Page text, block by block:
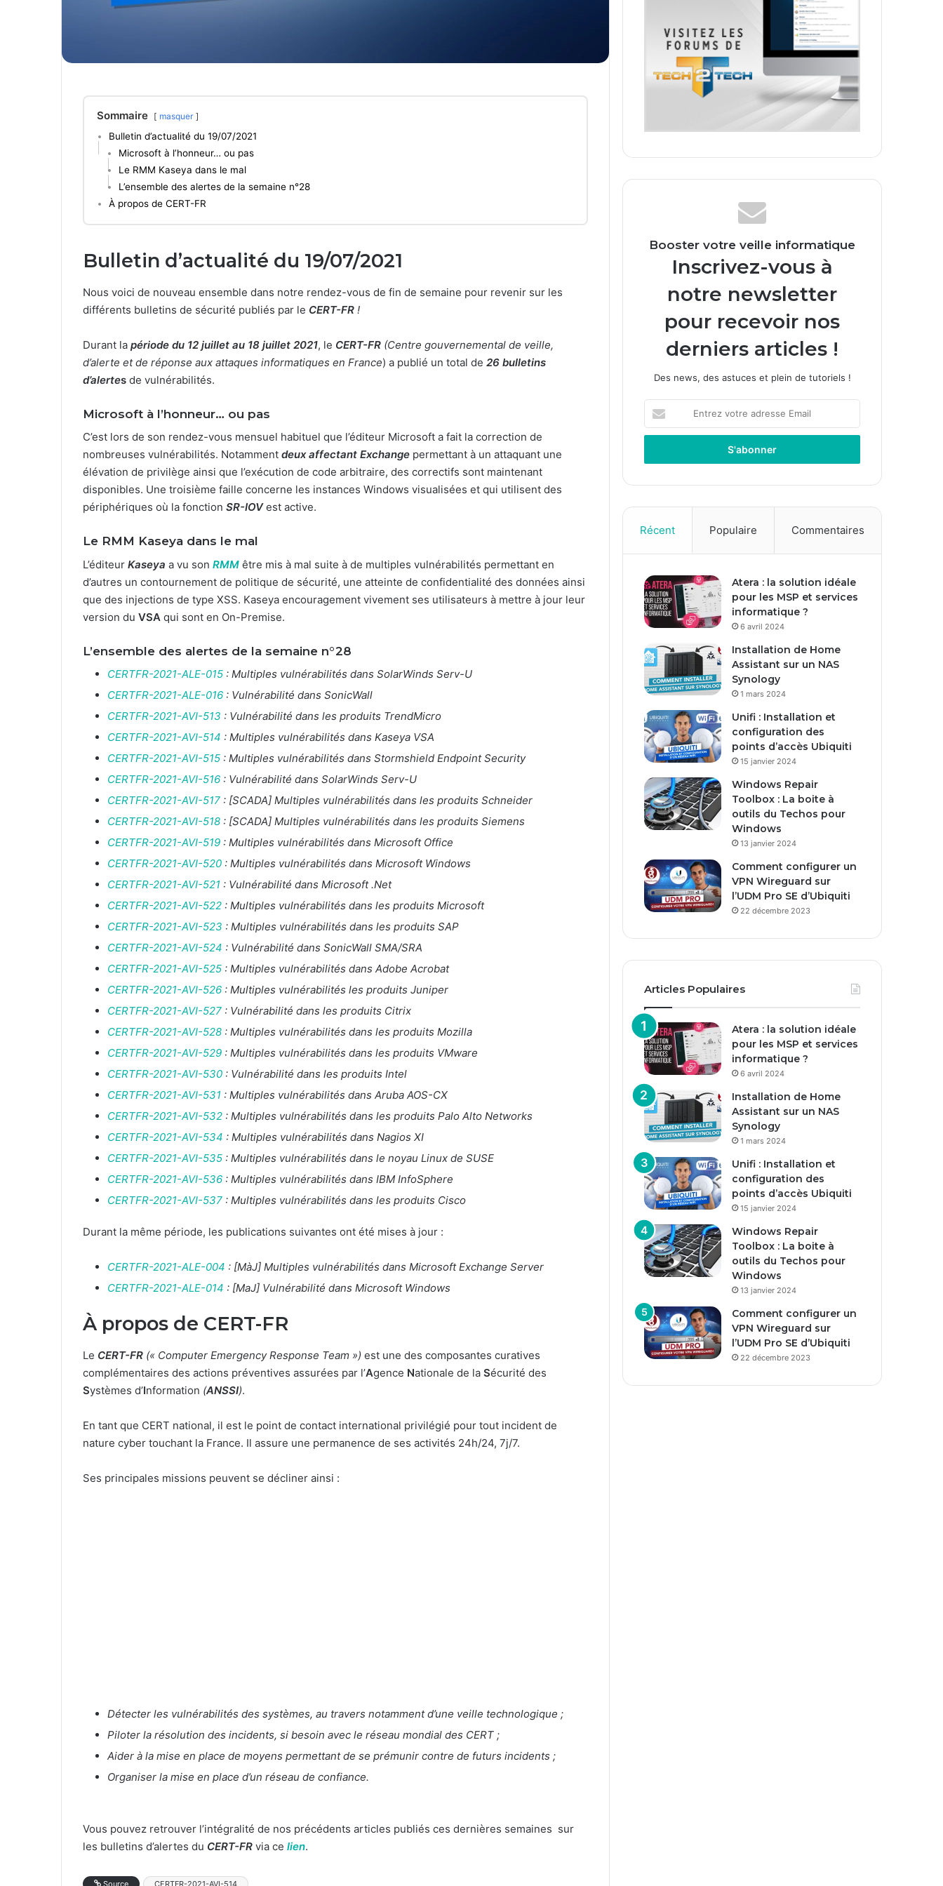
Sommaire masquer
Bulletin d’actualité du 19/07/2021
Microsoft à l’honneur… ou pas
Le RMM Kaseya dans le mal
L’ensemble des alertes de la semaine n°28
À propos de CERT-FR
Bulletin d’actualité du 19/07/2021
Nous voici de nouveau ensemble dans notre rendez-vous de fin de semaine pour revenir sur les
différents bulletins de sécurité publiés par le CERT-FR !
Durant la période du 12 juillet au 18 juillet 2021, le CERT-FR (Centre gouvernemental de veille,
d’alerte et de réponse aux attaques informatiques en France) a publié un total de 26 bulletins
d’alertes de vulnérabilités.
Microsoft à l’honneur… ou pas
C’est lors de son rendez-vous mensuel habituel que l’éditeur Microsoft a fait la correction de
nombreuses vulnérabilités. Notamment deux affectant Exchange permettant à un attaquant une
élévation de privilège ainsi que l’exécution de code arbitraire, des correctifs sont maintenant
disponibles. Une troisième faille concerne les instances Windows visualisées et qui utilisent des
périphériques où la fonction SR-IOVest active.
Le RMM Kaseya dans le mal
L’éditeur Kaseya a vu son RMM être mis à mal suite à de multiples vulnérabilités permettant en
d’autres un contournement de politique de sécurité, une atteinte de confidentialité des données ainsi
que des injections de type XSS. Kaseya encouragement vivement ses utilisateurs à mettre à jour leur
version du VSA qui sont en On-Premise.
L’ensemble des alertes de la semaine n°28
CERTFR-2021-ALE-015 : Multiples vulnérabilités dans SolarWinds Serv-U
CERTFR-2021-ALE-016 : Vulnérabilité dans SonicWall
CERTFR-2021-AVI-513 : Vulnérabilité dans les produits TrendMicro
CERTFR-2021-AVI-514 : Multiples vulnérabilités dans Kaseya VSA
CERTFR-2021-AVI-515 : Multiples vulnérabilités dans Stormshield Endpoint Security
CERTFR-2021-AVI-516 : Vulnérabilité dans SolarWinds Serv-U
CERTFR-2021-AVI-517 : [SCADA] Multiples vulnérabilités dans les produits Schneider
CERTFR-2021-AVI-518 : [SCADA] Multiples vulnérabilités dans les produits Siemens
CERTFR-2021-AVI-519 : Multiples vulnérabilités dans Microsoft Office
CERTFR-2021-AVI-520 : Multiples vulnérabilités dans Microsoft Windows
CERTFR-2021-AVI-521 : Vulnérabilité dans Microsoft .Net
CERTFR-2021-AVI-522 : Multiples vulnérabilités dans les produits Microsoft
CERTFR-2021-AVI-523 : Multiples vulnérabilités dans les produits SAP
CERTFR-2021-AVI-524 : Vulnérabilité dans SonicWall SMA/SRA
CERTFR-2021-AVI-525 : Multiples vulnérabilités dans Adobe Acrobat
CERTFR-2021-AVI-526 : Multiples vulnérabilités les produits Juniper
CERTFR-2021-AVI-527 : Vulnérabilité dans les produits Citrix
CERTFR-2021-AVI-528 : Multiples vulnérabilités dans les produits Mozilla
CERTFR-2021-AVI-529 : Multiples vulnérabilités dans les produits VMware
CERTFR-2021-AVI-530 : Vulnérabilité dans les produits Intel
CERTFR-2021-AVI-531 : Multiples vulnérabilités dans Aruba AOS-CX
CERTFR-2021-AVI-532 : Multiples vulnérabilités dans les produits Palo Alto Networks
CERTFR-2021-AVI-534 : Multiples vulnérabilités dans Nagios XI
CERTFR-2021-AVI-535 : Multiples vulnérabilités dans le noyau Linux de SUSE
CERTFR-2021-AVI-536 : Multiples vulnérabilités dans IBM InfoSphere
CERTFR-2021-AVI-537 : Multiples vulnérabilités dans les produits Cisco
Durant la même période, les publications suivantes ont été mises à jour :
CERTFR-2021-ALE-004 : [MàJ] Multiples vulnérabilités dans Microsoft Exchange Server
CERTFR-2021-ALE-014 : [MaJ] Vulnérabilité dans Microsoft Windows
À propos de CERT-FR
Le CERT-FR (« Computer Emergency Response Team ») est une des composantes curatives
complémentaires des actions préventives assurées par l’Agence Nationale de la Sécurité des
Systèmes d’Information (ANSSI).
En tant que CERT national, il est le point de contact international privilégié pour tout incident de
nature cyber touchant la France. Il assure une permanence de ses activités 24h/24, 7j/7.
Ses principales missions peuvent se décliner ainsi :
Détecter les vulnérabilités des systèmes, au travers notamment d’une veille technologique ;
Piloter la résolution des incidents, si besoin avec le réseau mondial des CERT ;
Aider à la mise en place de moyens permettant de se prémunir contre de futurs incidents ;
Organiser la mise en place d’un réseau de confiance.
Vous pouvez retrouver l’intégralité de nos précédents articles publiés ces dernières semaines sur
les bulletins d’alertes du CERT-FR via ce lien.
Booster votre veille informatique
Inscrivez-vous à
notre newsletter
pour recevoir nos
derniers articles !
Des news, des astuces et plein de tutoriels !
votre
adresse
Récent Populaire Commentaires
Atera : la solution idéale
pour les MSP et services
informatique ?
6 avril 2024
Installation de Home
Assistant sur un NAS
Synology
1 mars 2024
Unifi : Installation et
configuration des
points d’accès Ubiquiti
15 janvier 2024
Windows Repair
Toolbox : La boite à
outils du Techos pour
Windows
13 janvier 2024
Comment configurer un
VPN Wireguard sur
l’UDM Pro SE d’Ubiquiti
22 décembre 2023
Articles Populaires
Atera : la solution idéale
pour les MSP et services
informatique ?
6 avril 2024
Installation de Home
Assistant sur un NAS
Synology
1 mars 2024
Unifi : Installation et
configuration des
points d’accès Ubiquiti
15 janvier 2024
Windows Repair
Toolbox : La boite à
outils du Techos pour
Windows
13 janvier 2024
Comment configurer un
VPN Wireguard sur
l’UDM Pro SE d’Ubiquiti
22 décembre 2023